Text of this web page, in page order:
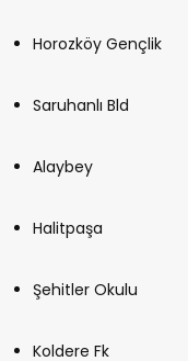
Horozköy Gençlik
Saruhanlı Bld
Alaybey
Halitpaşa
Şehitler Okulu
Koldere Fk